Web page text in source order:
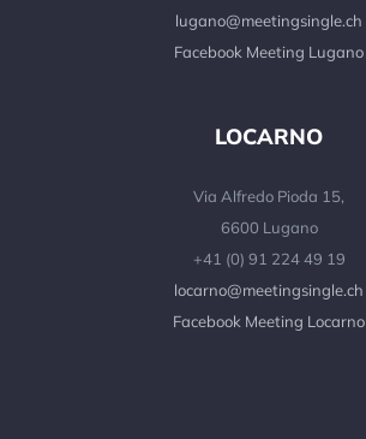
lugano@meetingsingle.ch
Facebook Meeting Lugano
LOCARNO
Via Alfredo Pioda 15,
6600 Lugano
+41 (0) 91 224 49 19
locarno@meetingsingle.ch
Facebook Meeting Locarno